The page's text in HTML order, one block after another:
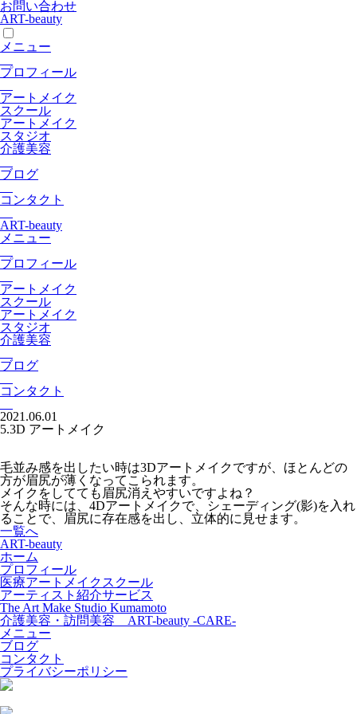
お問い合わせ
ART-beauty
メニュー
プロフィール
アートメイク
スクール
アートメイク
スタジオ
介護美容
ブログ
コンタクト
ART-beauty
メニュー
プロフィール
アートメイク
スクール
アートメイク
スタジオ
介護美容
ブログ
コンタクト
2021.06.01
5.3D アートメイク
毛並み感を出したい時は3Dアートメイクですが、ほとんどの
方が眉尻が薄くなってこられます。
メイクをしてても眉尻消えやすいですよね？
そんな時には、4Dアートメイクで、シェーディング(影)を入れ
ることで、眉尻に存在感を出し、立体的に見せます。
一覧へ
ART-beauty
ホーム
プロフィール
医療アートメイクスクール
アーティスト紹介サービス
The Art Make Studio Kumamoto
介護美容・訪問美容 ART-beauty -CARE-
メニュー
ブログ
コンタクト
プライバシーポリシー